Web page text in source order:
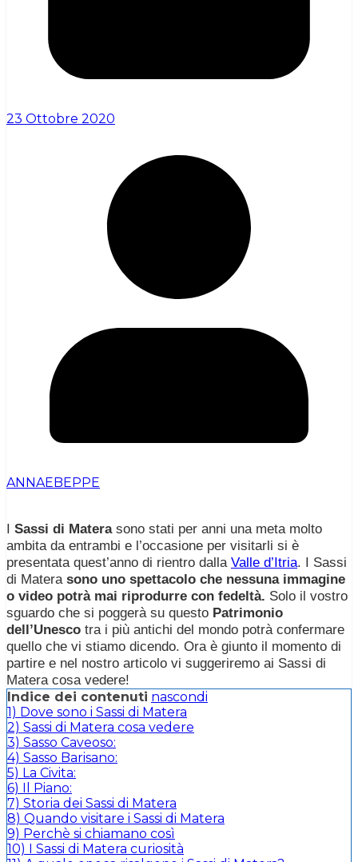
23 Ottobre 2020
ANNAEBEPPE
I Sassi di Materasono stati per anni una meta molto
ambita da entrambi e l’occasione per visitarli si è
presentata quest’anno di rientro dalla Valle d’Itria. I Sassi
di Matera sono uno spettacolo che nessuna immagine
o video potrà mai riprodurre con fedeltà. Solo il vostro
sguardo che si poggerà su questo Patrimonio
dell’Unesco tra i più antichi del mondo potrà confermare
quello che vi stiamo dicendo. Ora è giunto il momento di
partire e nel nostro articolo vi suggeriremo ai Sassi di
Matera cosa vedere!
Indice dei contenuti nascondi
1) Dove sono i Sassi di Matera
2) Sassi di Matera cosa vedere
3) Sasso Caveoso:
4) Sasso Barisano:
5) La Civita:
6) Il Piano:
7) Storia dei Sassi di Matera
8) Quando visitare i Sassi di Matera
9) Perchè si chiamano così
10) I Sassi di Matera curiosità